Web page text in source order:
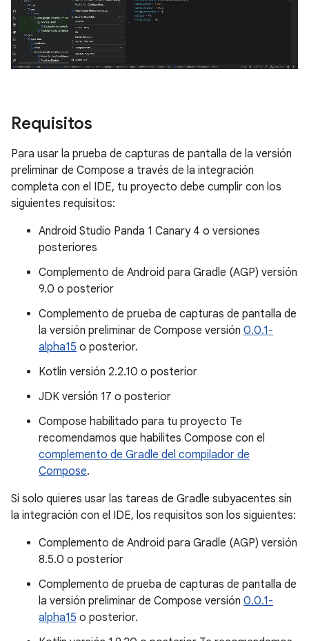
Requisitos
Para usar la prueba de capturas de pantalla de la versión
preliminar de Compose a través de la integración
completa con el IDE, tu proyecto debe cumplir con los
siguientes requisitos:
Android Studio Panda 1 Canary 4 o versiones
posteriores
Complemento de Android para Gradle (AGP) versión
9.0 o posterior
Complemento de prueba de capturas de pantalla de
la versión preliminar de Compose versión 0.0.1-
alpha15 o posterior.
Kotlin versión 2.2.10 o posterior
JDK versión 17 o posterior
Compose habilitado para tu proyecto Te
recomendamos que habilites Compose con el
complemento de Gradle del compilador de
Compose.
Si solo quieres usar las tareas de Gradle subyacentes sin
la integración con el IDE, los requisitos son los siguientes:
Complemento de Android para Gradle (AGP) versión
8.5.0 o posterior
Complemento de prueba de capturas de pantalla de
la versión preliminar de Compose versión 0.0.1-
alpha15 o posterior.